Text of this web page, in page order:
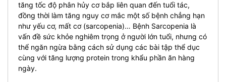
tăng tốc độ phân hủy cơ bắp liên quan đến tuổi tác,
đồng thời làm tăng nguy cơ mắc một số bệnh chẳng hạn
như yếu cơ, mất cơ (sarcopenia)… Bệnh Sarcopenia là
vấn đề sức khỏe nghiêm trọng ở người lớn tuổi, nhưng có
thể ngăn ngừa bằng cách sử dụng các bài tập thể dục
cùng với tăng lượng protein trong khẩu phần ăn hàng
ngày.